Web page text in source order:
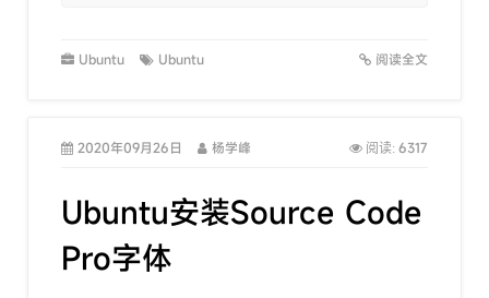
Ubuntu Ubuntu 阅读全文
2020年09月26日 杨学峰 阅读: 6317
Ubuntu安装Source Code
Pro字体